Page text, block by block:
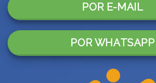
POR E-MAIL
POR WHATSAPP